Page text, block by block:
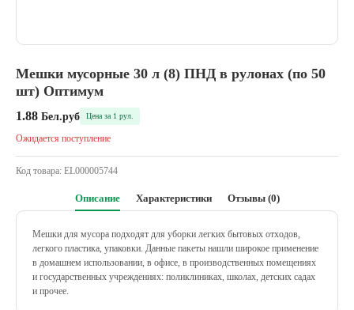
Мешки мусорные 30 л (8) ПНД в рулонах (по 50
шт) Оптимум
1.88 Бел.руб Цена за 1 рул.
Ожидается поступление
Код товара: EL000005744
Описание Характеристики Отзывы (0)
Мешки для мусора подходят для уборки легких бытовых отходов,
легкого пластика, упаковки. Данные пакеты нашли широкое применение
в домашнем использовании, в офисе, в производственных помещениях
и государственных учреждениях: поликлиниках, школах, детских садах
и прочее.